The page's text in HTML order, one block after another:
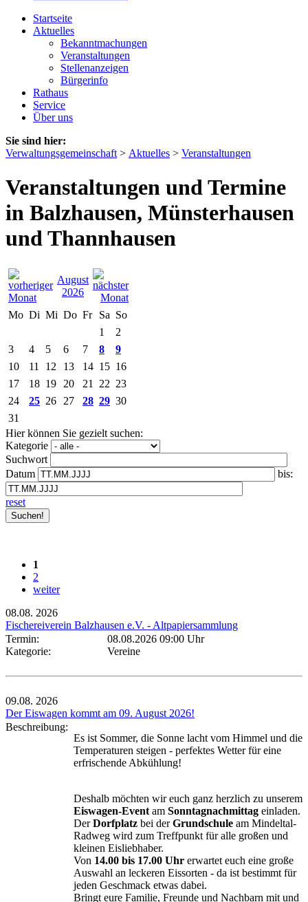
Startseite
Aktuelles
Bekanntmachungen
Veranstaltungen
Stellenanzeigen
Bürgerinfo
Rathaus
Service
Über uns
Sie sind hier:
Verwaltungsgemeinschaft > Aktuelles > Veranstaltungen
Veranstaltungen und Termine
in Balzhausen, Münsterhausen
und Thannhausen
August
2026
Mo Di Mi Do Fr Sa So
1
2
3
4 5 6 7 8
9
10
11 12 13 14 15 16
17
18 19 20 21 22 23
24
25 26 27 28 29 30
31
Hier können Sie gezielt suchen:
Kategorie
Suchwort
Datum
bis:
reset
1
2
weiter
08.08. 2026
Fischereiverein Balzhausen e.V. - Altpapiersammlung
Termin:
08.08.2026 09:00 Uhr
Kategorie:
Vereine
09.08. 2026
Der Eiswagen kommt am 09. August 2026!
Beschreibung:
Es ist Sommer, die Sonne lacht vom Himmel und die
Temperaturen steigen - perfektes Wetter für eine
erfrischende Abkühlung!
Deshalb möchten wir euch ganz herzlich zu unserem
Eiswagen-Event am Sonntagnachmittag einladen.
DerDorfplatz bei derGrundschule am Mindeltal-
Radweg wird zum Treffpunkt für alle großen und
kleinen Eisliebhaber.
Von 14.00 bis 17.00 Uhr erwartet euch eine große
Auswahl an leckeren Eissorten - da ist bestimmt für
jeden Geschmack etwas dabei.
Bringt eure Familie, Freunde und Nachbarn mit und